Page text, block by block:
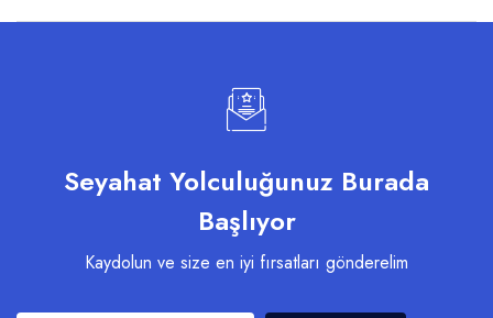
Seyahat Yolculuğunuz Burada
Başlıyor
Kaydolun ve size en iyi fırsatları gönderelim